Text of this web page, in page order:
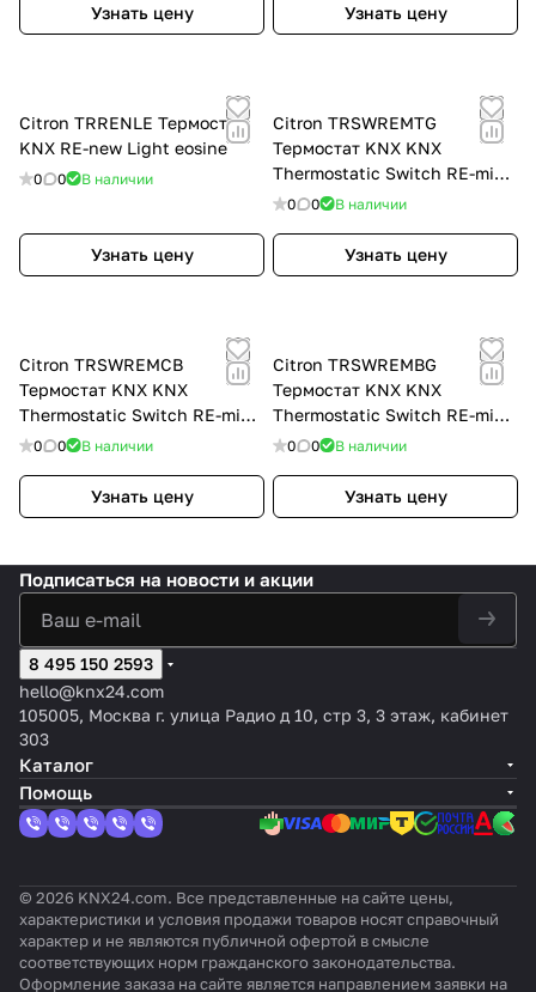
Узнать цену Узнать цену
Citron TRRENLE Термостат
KNX RE-new Light eosine
0 0 В наличии
Узнать цену
Citron TRSWREMTG
Термостат KNX KNX
Thermostatic Switch RE-mind
Tripod grey SC-KS4-2.8
0 0 В наличии
Узнать цену
Citron TRSWREMCB
Термостат KNX KNX
Thermostatic Switch RE-mind
Chime brown SC-KS4-2.8
0 0 В наличии
Узнать цену
Citron TRSWREMBG
Термостат KNX KNX
Thermostatic Switch RE-mind
Blade golden SC-KS4-2.8
0 0 В наличии
Узнать цену
Подписаться на новости и акции
8 495 150 2593
hello@knx24.com
105005, Москва г. улица Радио д 10, стр 3, 3 этаж, кабинет
303
Каталог
Помощь
© 2026 KNX24.com. Все представленные на сайте цены,
характеристики и условия продажи товаров носят справочный
характер и не являются публичной офертой в смысле
соответствующих норм гражданского законодательства.
Оформление заказа на сайте является направлением заявки на